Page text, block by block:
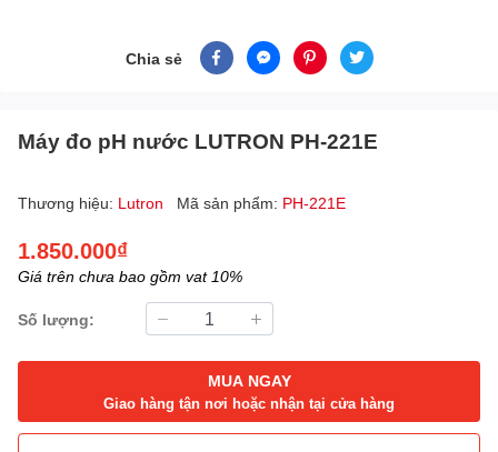
Chia sẻ
Máy đo pH nước LUTRON PH-221E
Thương hiệu: Lutron Mã sản phẩm: PH-221E
1.850.000₫
Giá trên chưa bao gồm vat 10%
Số lượng:
MUA NGAY
Giao hàng tận nơi hoặc nhận tại cửa hàng